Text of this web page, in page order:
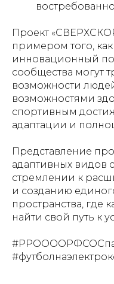
Проект
примером того,
инновационный
сообщества могут
возможности
возможностями
спортивным
адаптации и
Представление
адаптивных видов
стремлении к
и созданию
пространства, где
найти свой путь к